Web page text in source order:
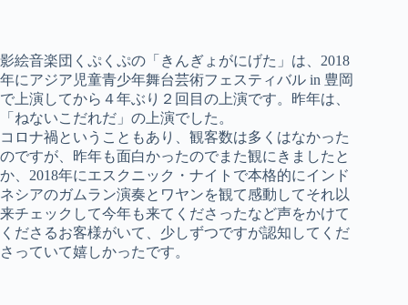
影絵音楽団くぷくぷの「きんぎょがにげた」は、2018
年にアジア児童青少年舞台芸術フェスティバル in 豊岡
で上演してから４年ぶり２回目の上演です。昨年は、
「ねないこだれだ」の上演でした。
コロナ禍ということもあり、観客数は多くはなかった
のですが、昨年も面白かったのでまた観にきましたと
か、2018年にエスクニック・ナイトで本格的にインド
ネシアのガムラン演奏とワヤンを観て感動してそれ以
来チェックして今年も来てくださったなど声をかけて
くださるお客様がいて、少しずつですが認知してくだ
さっていて嬉しかったです。